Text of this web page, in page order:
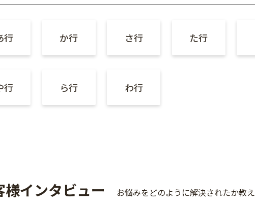
行 か行 さ行 た行
行 ら行 わ行
様インタビュー お悩みをどのように解決されたか教